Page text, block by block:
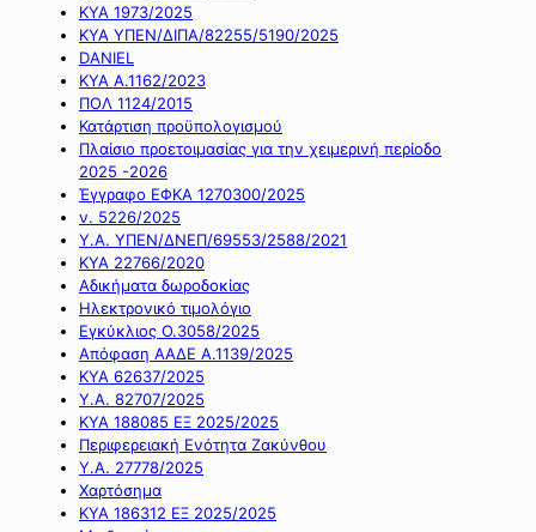
ΚΥΑ 1973/2025
ΚΥΑ ΥΠΕΝ/ΔΙΠΑ/82255/5190/2025
DANIEL
ΚΥΑ Α.1162/2023
ΠΟΛ 1124/2015
Κατάρτιση προϋπολογισμού
Πλαίσιο προετοιμασίας για την χειμερινή περίοδο
2025 -2026
Έγγραφο ΕΦΚΑ 1270300/2025
ν. 5226/2025
Υ.Α. ΥΠΕΝ/ΔΝΕΠ/69553/2588/2021
ΚΥΑ 22766/2020
Αδικήματα δωροδοκίας
Ηλεκτρονικό τιμολόγιο
Εγκύκλιος Ο.3058/2025
Απόφαση ΑΑΔΕ Α.1139/2025
ΚΥΑ 62637/2025
Υ.Α. 82707/2025
ΚΥΑ 188085 ΕΞ 2025/2025
Περιφερειακή Ενότητα Ζακύνθου
Υ.Α. 27778/2025
Χαρτόσημα
ΚΥΑ 186312 ΕΞ 2025/2025